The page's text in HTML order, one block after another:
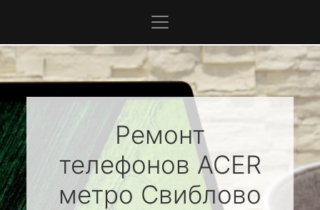
Ремонт
телефонов ACER
метро Свиблово